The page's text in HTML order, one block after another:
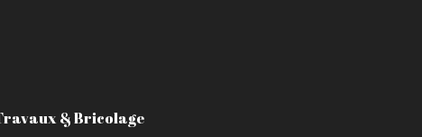
& Bricolage